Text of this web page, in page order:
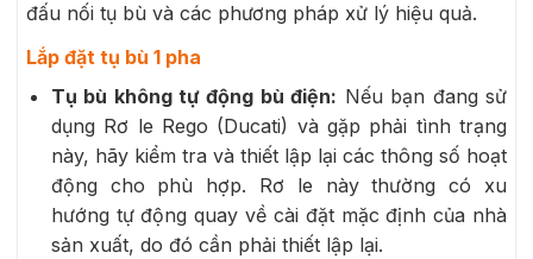
đấu nối tụ bù và các phương pháp xử lý hiệu quả.
Lắp đặt tụ bù 1 pha
Tụ bù không tự động bù điện: Nếu bạn đang sử
dụng Rơ le Rego (Ducati) và gặp phải tình trạng
này, hãy kiểm tra và thiết lập lại các thông số hoạt
động cho phù hợp. Rơ le này thường có xu
hướng tự động quay về cài đặt mặc định của nhà
sản xuất, do đó cần phải thiết lập lại.